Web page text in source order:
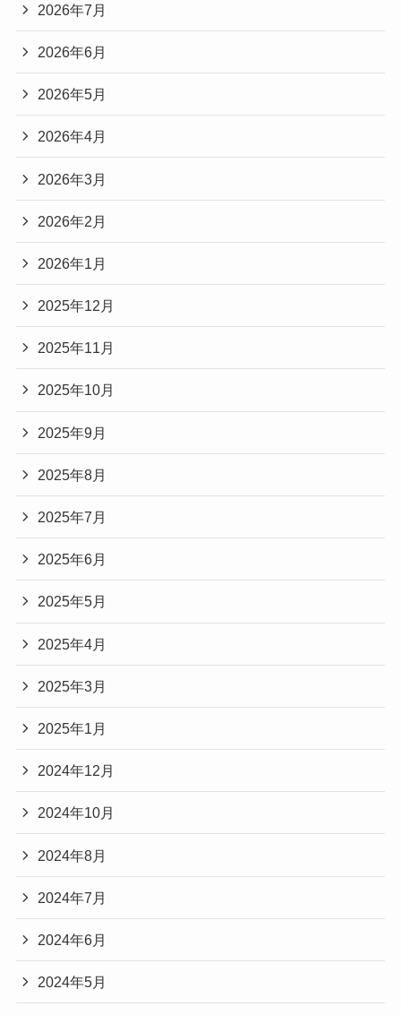
2026年7月
2026年6月
2026年5月
2026年4月
2026年3月
2026年2月
2026年1月
2025年12月
2025年11月
2025年10月
2025年9月
2025年8月
2025年7月
2025年6月
2025年5月
2025年4月
2025年3月
2025年1月
2024年12月
2024年10月
2024年8月
2024年7月
2024年6月
2024年5月